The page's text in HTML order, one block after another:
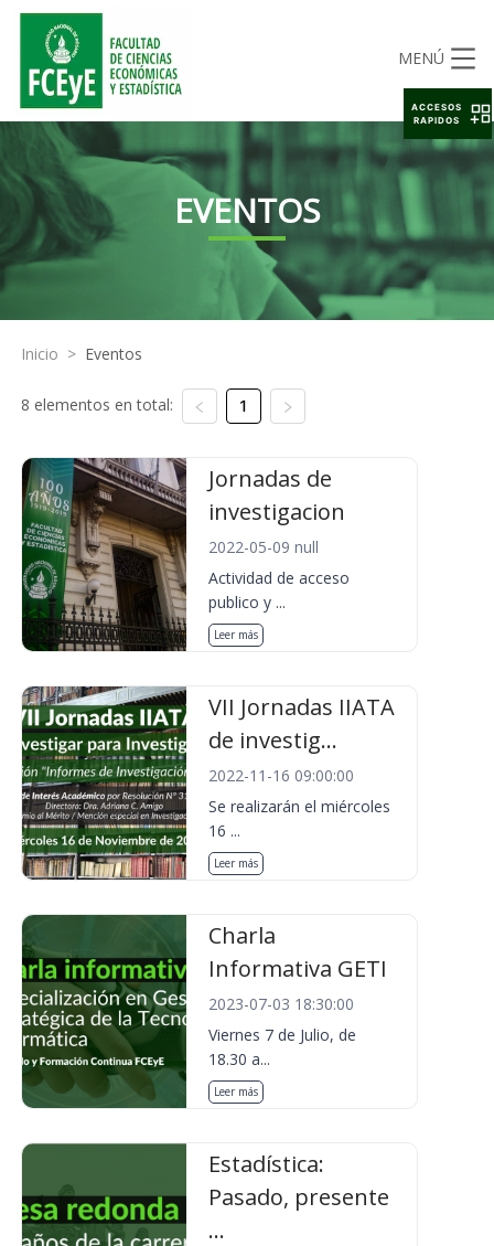
MENÚ
EVENTOS
Inicio > Eventos
8 elementos en total: 1
Jornadas de
investigacion
2022-05-09 null
Actividad de acceso
publico y ...
Leer más
VII Jornadas IIATA
de investig...
2022-11-16 09:00:00
Se realizarán el miércoles
16 ...
Leer más
Charla
Informativa GETI
2023-07-03 18:30:00
Viernes 7 de Julio, de
18.30 a...
Leer más
Estadística:
Pasado, presente
...
ACCESOS
RAPIDOS